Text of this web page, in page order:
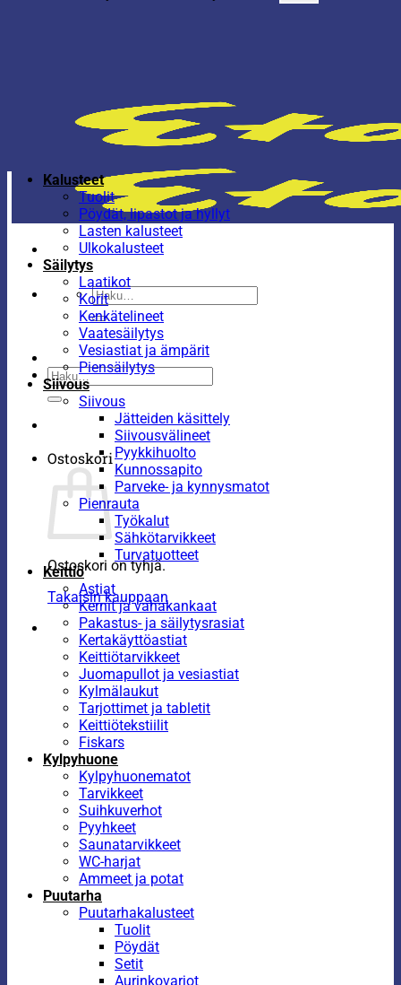
Etsi:
Etsi:
Ostoskori
Ostoskori on tyhjä.
Takaisin kauppaan
Kalusteet
Tuolit
Pöydät, lipastot ja hyllyt
Lasten kalusteet
Ulkokalusteet
Säilytys
Laatikot
Korit
Kenkätelineet
Vaatesäilytys
Vesiastiat ja ämpärit
Piensäilytys
Siivous
Siivous
Jätteiden käsittely
Siivousvälineet
Pyykkihuolto
Kunnossapito
Parveke- ja kynnysmatot
Pienrauta
Työkalut
Sähkötarvikkeet
Turvatuotteet
Keittiö
Astiat
Kernit ja vahakankaat
Pakastus- ja säilytysrasiat
Kertakäyttöastiat
Keittiötarvikkeet
Juomapullot ja vesiastiat
Kylmälaukut
Tarjottimet ja tabletit
Keittiötekstiilit
Fiskars
Kylpyhuone
Kylpyhuonematot
Tarvikkeet
Suihkuverhot
Pyyhkeet
Saunatarvikkeet
WC-harjat
Ammeet ja potat
Puutarha
Puutarhakalusteet
Tuolit
Pöydät
Setit
Aurinkovarjot